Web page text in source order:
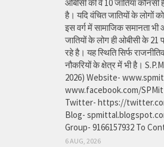
ओबीसी की वे 10 जातियां कौनसी
है। यदि वंचित जातियों के लोगों
इस वर्ग में सामाजिक समानता
जातियों के लोग ही ओबीसी के 21
रहे है। यह स्थिति सिर्फ
नौकरियों के क्षेत्र में भी है।
2026) Website-
www.facebook.com/
Twitter- https://
Blog-
Group- 9166157932 To
6 AUG, 2026